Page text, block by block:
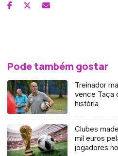
Pode também gostar
Treinador
vence Taça
história
Clubes
mil euros
jogadores